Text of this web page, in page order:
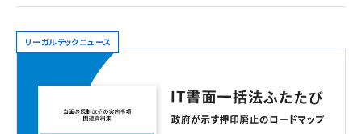
リーガルテックニュース